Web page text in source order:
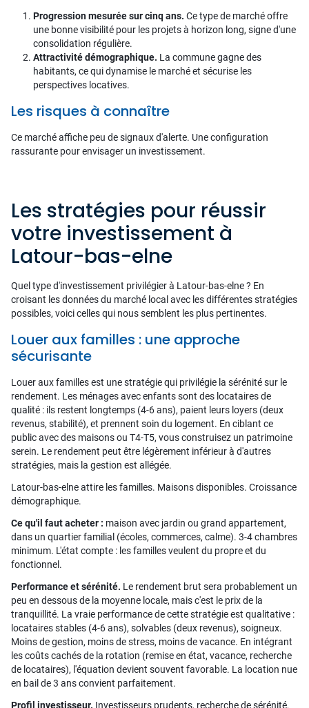
Progression mesurée sur cinq ans. Ce type de marché offre
une bonne visibilité pour les projets à horizon long, signe d'une
consolidation régulière.
Attractivité démographique. La commune gagne des
habitants, ce qui dynamise le marché et sécurise les
perspectives locatives.
Les risques à connaître
Ce marché affiche peu de signaux d'alerte. Une configuration
rassurante pour envisager un investissement.
Les stratégies pour réussir
votre investissement à
Latour-bas-elne
Quel type d'investissement privilégier à Latour-bas-elne ? En
croisant les données du marché local avec les différentes stratégies
possibles, voici celles qui nous semblent les plus pertinentes.
Louer aux familles : une approche
sécurisante
Louer aux familles est une stratégie qui privilégie la sérénité sur le
rendement. Les ménages avec enfants sont des locataires de
qualité : ils restent longtemps (4-6 ans), paient leurs loyers (deux
revenus, stabilité), et prennent soin du logement. En ciblant ce
public avec des maisons ou T4-T5, vous construisez un patrimoine
serein. Le rendement peut être légèrement inférieur à d'autres
stratégies, mais la gestion est allégée.
Latour-bas-elne attire les familles. Maisons disponibles. Croissance
démographique.
Ce qu'il faut acheter : maison avec jardin ou grand appartement,
dans un quartier familial (écoles, commerces, calme). 3-4 chambres
minimum. L'état compte : les familles veulent du propre et du
fonctionnel.
Performance et sérénité. Le rendement brut sera probablement un
peu en dessous de la moyenne locale, mais c'est le prix de la
tranquillité. La vraie performance de cette stratégie est qualitative :
locataires stables (4-6 ans), solvables (deux revenus), soigneux.
Moins de gestion, moins de stress, moins de vacance. En intégrant
les coûts cachés de la rotation (remise en état, vacance, recherche
de locataires), l'équation devient souvent favorable. La location nue
en bail de 3 ans convient parfaitement.
Profil investisseur. Investisseurs prudents, recherche de sérénité,